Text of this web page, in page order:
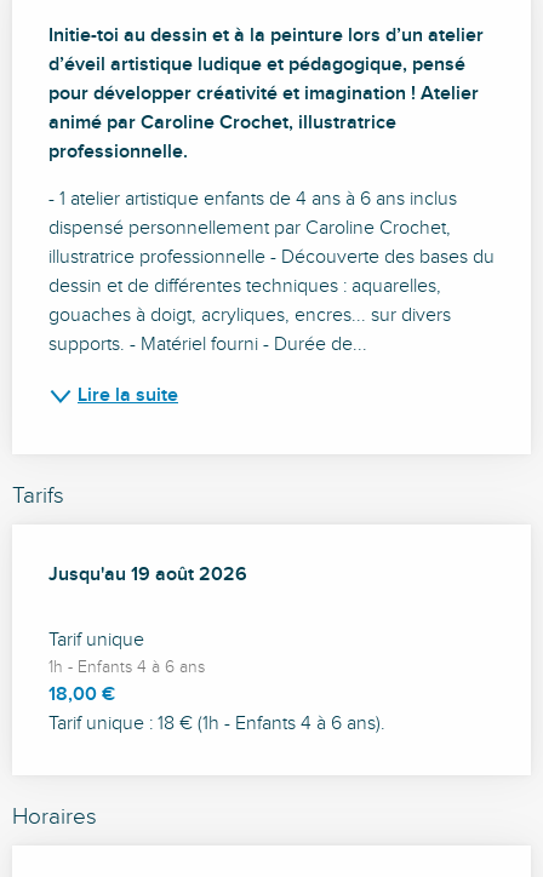
Initie-toi au dessin et à la peinture lors d’un atelier
d’éveil artistique ludique et pédagogique, pensé
pour développer créativité et imagination ! Atelier
animé par Caroline Crochet, illustratrice
professionnelle.
- 1 atelier artistique enfants de 4 ans à 6 ans inclus
dispensé personnellement par Caroline Crochet,
illustratrice professionnelle - Découverte des bases du
dessin et de différentes techniques : aquarelles,
gouaches à doigt, acryliques, encres... sur divers
supports. - Matériel fourni - Durée de...
Lire la suite
Tarifs
Du22 juillet 2026au19 août 2026
Jusqu'au 19 août 2026
Tarif unique
1h - Enfants 4 à 6 ans
18,00 €
Tarif unique : 18 € (1h - Enfants 4 à 6 ans).
Horaires